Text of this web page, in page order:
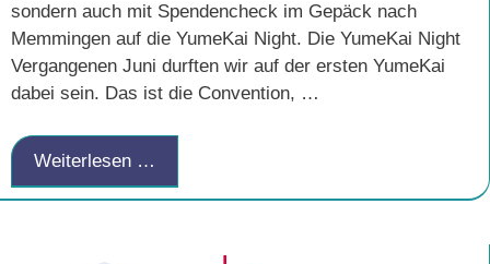
sondern auch mit Spendencheck im Gepäck nach
Memmingen auf die YumeKai Night. Die YumeKai Night
Vergangenen Juni durften wir auf der ersten YumeKai
dabei sein. Das ist die Convention, …
Weiterlesen …